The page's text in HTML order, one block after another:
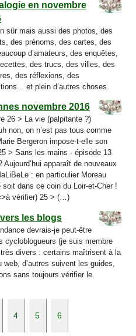
en novembre
sûr mais aussi des photos, des
des prénoms, des cartes, des
d’amateurs, des enquêtes,
des trucs, des villes, des
des réflexions, des
et plein d’autres choses.
novembre 2016
26 > La vie (palpitante ?)
non, on n’est pas tous comme
Bergeron impose-t-elle son
> Sans les mains - épisode 13
apparaît de nouveaux
: en particulier Moreau
dans ce coin du Loir-et-Cher !
vérifier) 25 > (…)
les blogs
devrais-je peut-être
cycloblogueurs (je suis membre
divers : certains maîtrisent à la
d’autres suivent les guides,
sans toujours vérifier le
4 5 6